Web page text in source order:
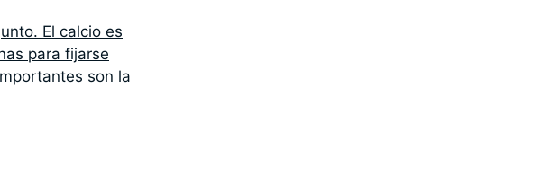
El calcio es
para fijarse
son la